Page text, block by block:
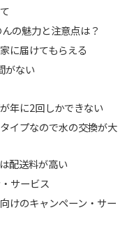
の魅力と注意点は？
に届けてもらえる
がない
年に2回しかできない
イプなので水の交換が大
配送料が高い
サービス
けのキャンペーン・サー